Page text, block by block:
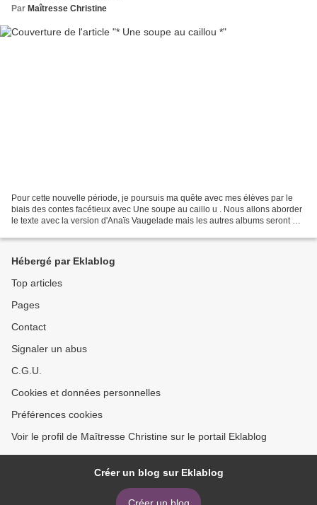
Par Maîtresse Christine
Pour cette nouvelle période, je poursuis ma quête avec mes élèves par le
biais des contes facétieux avec Une soupe au caillo u . Nous allons aborder
le texte avec la version d'Anaïs Vaugelade mais les autres albums seront mis
Hébergé par Eklablog
Top articles
Pages
Contact
Signaler un abus
C.G.U.
Cookies et données personnelles
Préférences cookies
Voir le profil de Maîtresse Christine sur le portail Eklablog
Créer un blog sur Eklablog